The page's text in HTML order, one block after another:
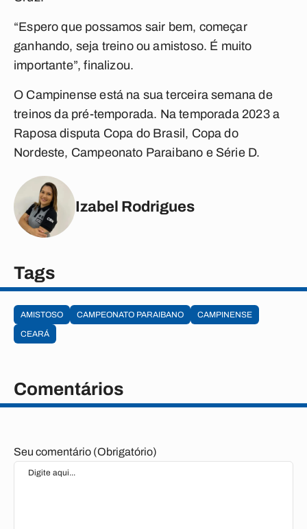
“Espero que possamos sair bem, começar
ganhando, seja treino ou amistoso. É muito
importante”, finalizou.
O Campinense está na sua terceira semana de
treinos da pré-temporada. Na temporada 2023 a
Raposa disputa Copa do Brasil, Copa do
Nordeste, Campeonato Paraibano e Série D.
Izabel Rodrigues
Tags
AMISTOSO CAMPEONATO PARAIBANO
CAMPINENSE
CEARÁ
Comentários
Seu comentário (Obrigatório)